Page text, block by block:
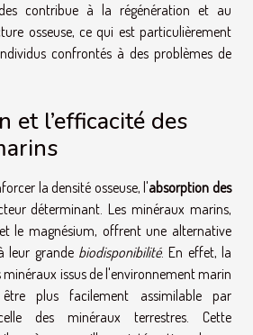
contribue à la régénération et au
osseuse, ce qui est particulièrement
confrontés à des problèmes de
et l’efficacité des
la densité osseuse, l'absorption des
déterminant. Les minéraux marins,
le magnésium, offrent une alternative
leur grande biodisponibilité. En effet, la
issus de l'environnement marin
plus facilement assimilable par
des minéraux terrestres. Cette